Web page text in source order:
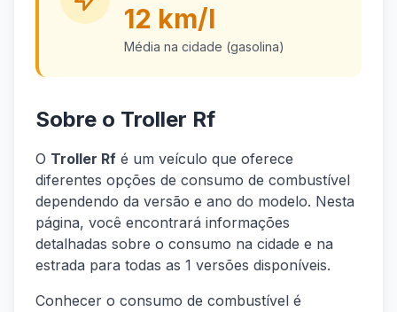
12 km/l
Média na cidade (gasolina)
Sobre o Troller Rf
O Troller Rf é um veículo que oferece
diferentes opções de consumo de combustível
dependendo da versão e ano do modelo. Nesta
página, você encontrará informações
detalhadas sobre o consumo na cidade e na
estrada para todas as 1 versões disponíveis.
Conhecer o consumo de combustível é